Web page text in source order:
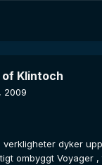
of Klintoch
2009
dyker
ombyggt Voyager